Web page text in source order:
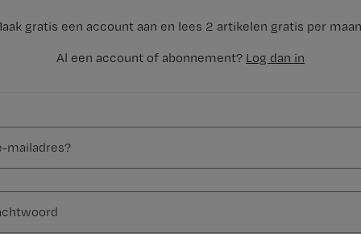
gratis een account aan en lees 2 artikelen gratis per
Al een account of abonnement? Log dan in